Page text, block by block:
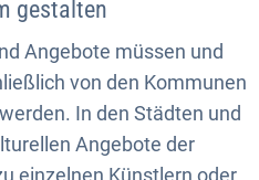
gestalten
Angebote müssen und
von den Kommunen
In den Städten und
Angebote der
einzelnen Künstlern oder